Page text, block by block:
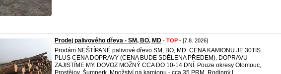
Prodej palivového dřeva - SM, BO, MD - TOP - [7.8. 2026]
Prodám NEŠTÍPANÉ palivové dřevo SM, BO, MD. CENA KAMIONU JE 30TIS.
PLUS CENA DOPRAVY (CENA BUDE SDĚLENA PŘEDEM). DOPRAVU
ZAJISTÍME MY. DOVOZ MOŽNÝ CCA DO 10-14 DNÍ. Pouze okresy Olomouc,
Prostějov, Šumperk. Množství na kamionu - cca 35 PRM. Rodinný l ...